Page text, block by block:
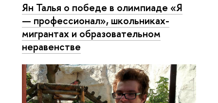
Ян Талья о победе в олимпиаде «Я
— профессионал», школьниках-
мигрантах и образовательном
неравенстве